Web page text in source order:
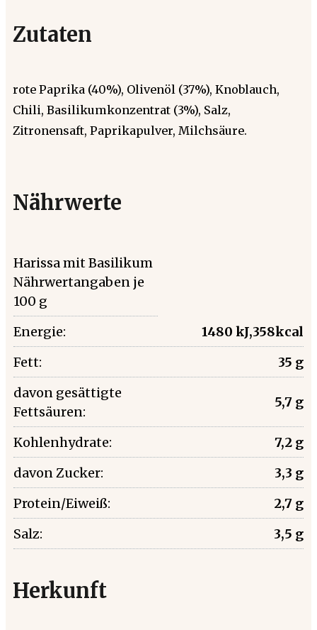
Zutaten
rote Paprika (40%), Olivenöl (37%), Knoblauch,
Chili, Basilikumkonzentrat (3%), Salz,
Zitronensaft, Paprikapulver, Milchsäure.
Nährwerte
Harissa mit Basilikum
Nährwertangaben je
100 g
Energie:
1480 kJ,358kcal
Fett:
35 g
davon gesättigte
Fettsäuren:
5,7 g
Kohlenhydrate:
7,2 g
davon Zucker:
3,3 g
Protein/Eiweiß:
2,7 g
Salz:
3,5 g
Herkunft